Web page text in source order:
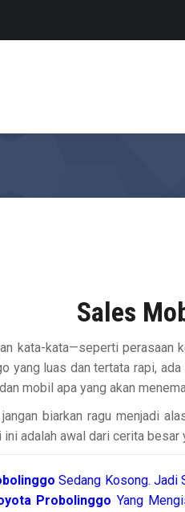
Sales
kata-kata—seperti
yang luas dan tertata rapi,
mobil apa yang akan
biarkan ragu menjadi
adalah awal dari cerita besar
Sedang Kosong. Jadi
Probolinggo Yang